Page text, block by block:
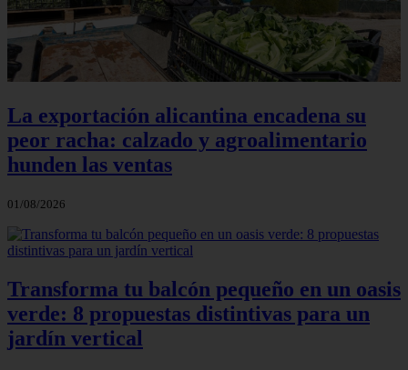
La exportación alicantina encadena su
peor racha: calzado y agroalimentario
hunden las ventas
01/08/2026
Transforma tu balcón pequeño en un oasis
verde: 8 propuestas distintivas para un
jardín vertical